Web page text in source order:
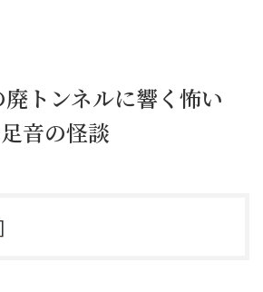
トンネルに響く怖い
音の怪談
]